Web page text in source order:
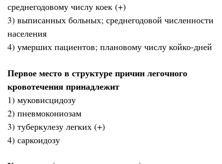
среднегодовому числу коек (+)
3) выписанных больных; среднегодовой численности
населения
4) умерших пациентов; плановому числу койко-дней
Первое место в структуре причин легочного
кровотечения принадлежит
1) муковисцидозу
2) пневмокониозам
3) туберкулезу легких (+)
4) саркоидозу